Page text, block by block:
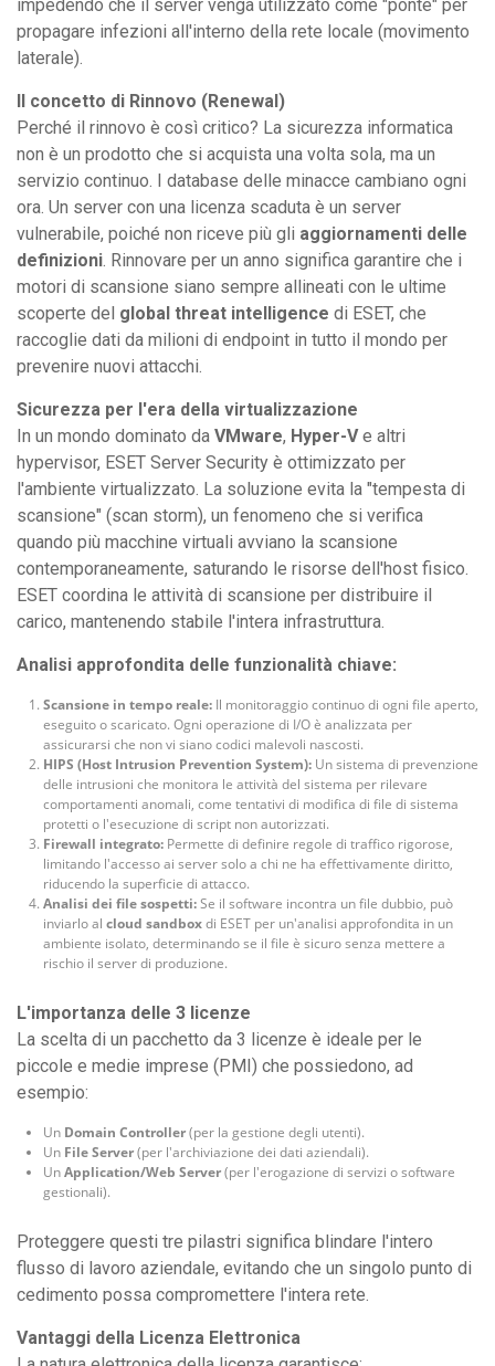
impedendo che il server venga utilizzato come "ponte" per
propagare infezioni all'interno della rete locale (movimento
laterale).
Il concetto di Rinnovo (Renewal)
Perché il rinnovo è così critico? La sicurezza informatica
non è un prodotto che si acquista una volta sola, ma un
servizio continuo. I database delle minacce cambiano ogni
ora. Un server con una licenza scaduta è un server
vulnerabile, poiché non riceve più gli aggiornamenti delle
definizioni. Rinnovare per un anno significa garantire che i
motori di scansione siano sempre allineati con le ultime
scoperte del global threat intelligence di ESET, che
raccoglie dati da milioni di endpoint in tutto il mondo per
prevenire nuovi attacchi.
Sicurezza per l'era della virtualizzazione
In un mondo dominato da VMware, Hyper-Ve altri
hypervisor, ESET Server Security è ottimizzato per
l'ambiente virtualizzato. La soluzione evita la "tempesta di
scansione" (scan storm), un fenomeno che si verifica
quando più macchine virtuali avviano la scansione
contemporaneamente, saturando le risorse dell'host fisico.
ESET coordina le attività di scansione per distribuire il
carico, mantenendo stabile l'intera infrastruttura.
Analisi approfondita delle funzionalità chiave:
Scansione in tempo reale: Il monitoraggio continuo di ogni file aperto,
eseguito o scaricato. Ogni operazione di I/O è analizzata per
assicurarsi che non vi siano codici malevoli nascosti.
HIPS (Host Intrusion Prevention System): Un sistema di prevenzione
delle intrusioni che monitora le attività del sistema per rilevare
comportamenti anomali, come tentativi di modifica di file di sistema
protetti o l'esecuzione di script non autorizzati.
Firewall integrato: Permette di definire regole di traffico rigorose,
limitando l'accesso ai server solo a chi ne ha effettivamente diritto,
riducendo la superficie di attacco.
Analisi dei file sospetti:Se il software incontra un file dubbio, può
inviarlo al cloud sandboxdi ESET per un'analisi approfondita in un
ambiente isolato, determinando se il file è sicuro senza mettere a
rischio il server di produzione.
L'importanza delle 3 licenze
La scelta di un pacchetto da 3 licenze è ideale per le
piccole e medie imprese (PMI) che possiedono, ad
esempio:
Un Domain Controller(per la gestione degli utenti).
Un File Server(per l'archiviazione dei dati aziendali).
UnApplication/Web Server(per l'erogazione di servizi o software
gestionali).
Proteggere questi tre pilastri significa blindare l'intero
flusso di lavoro aziendale, evitando che un singolo punto di
cedimento possa compromettere l'intera rete.
Vantaggi della Licenza Elettronica